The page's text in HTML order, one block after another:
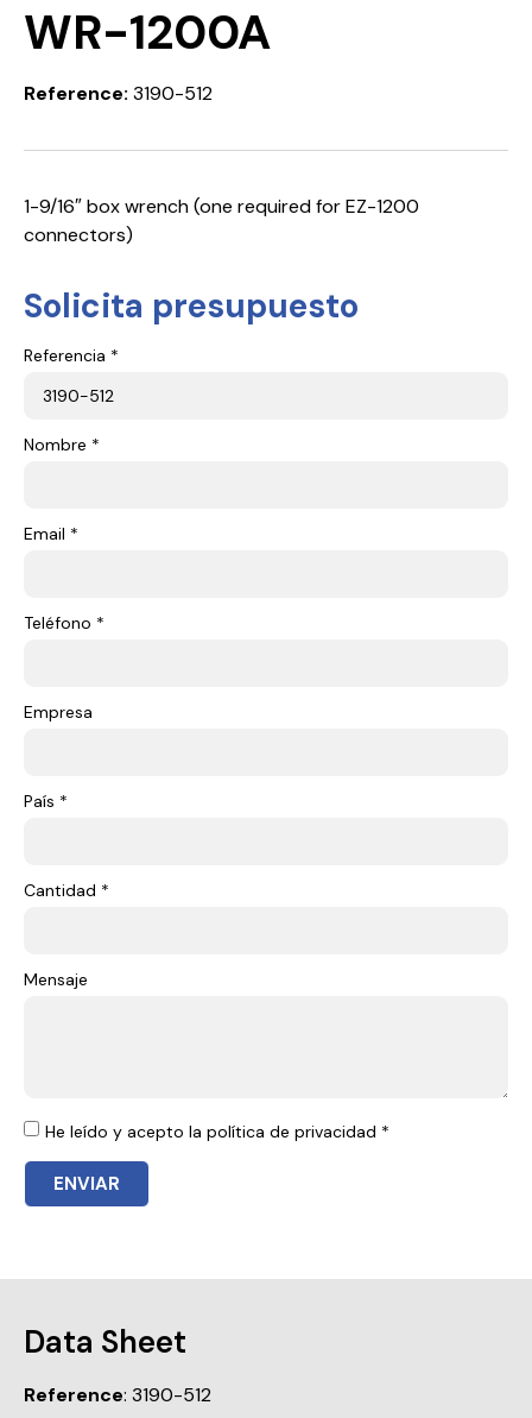
WR-1200A
Reference: 3190-512
1-9/16″ box wrench (one required for EZ-1200
connectors)
Solicita presupuesto
Referencia *
Nombre *
Email *
Teléfono *
Empresa
País *
Cantidad *
Mensaje
He leído y acepto la política de privacidad *
ENVIAR
Data Sheet
Reference: 3190-512